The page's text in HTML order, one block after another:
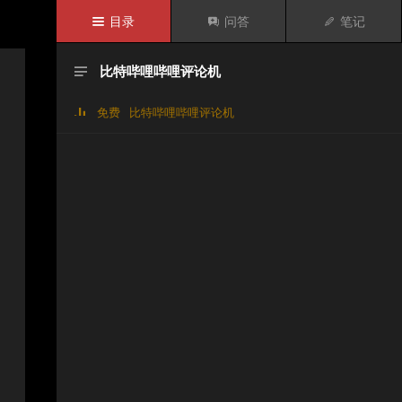
 目录  问答  笔记
 比特哔哩哔哩评论机
免费 比特哔哩哔哩评论机